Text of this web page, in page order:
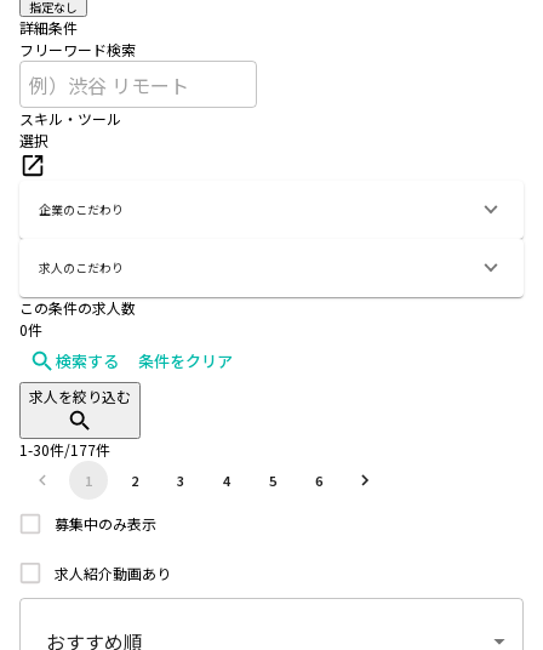
指定なし
詳細条件
フリーワード検索
スキル・ツール
選択
企業のこだわり
求人のこだわり
この条件の求人数
0件
検索する 条件をクリア
求人を絞り込む
1-30件/177件
1 2 3 4 5 6
募集中のみ表示
求人紹介動画あり